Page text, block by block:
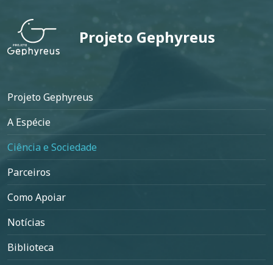
Projeto Gephyreus
Rodapé
Projeto Gephyreus
A Espécie
Ciência e Sociedade
Parceiros
Como Apoiar
Notícias
Biblioteca